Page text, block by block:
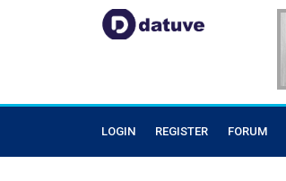
LOGIN REGISTER FORUM